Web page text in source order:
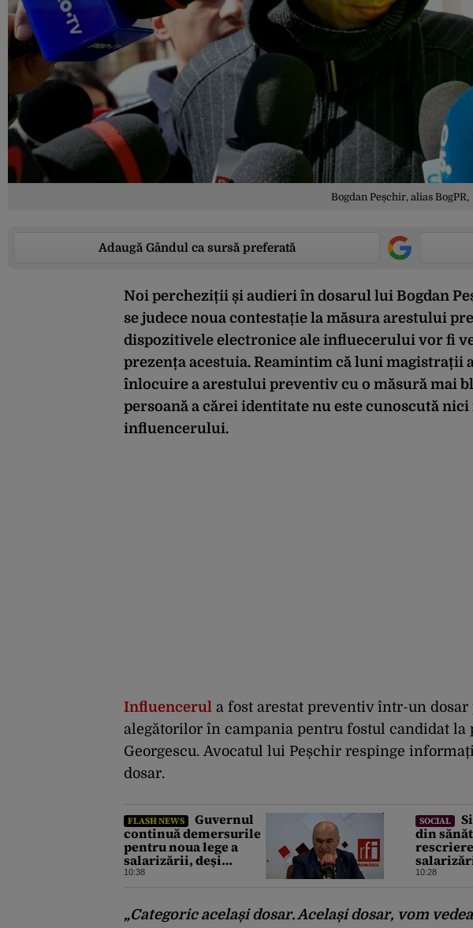
Bogdan Peșchir, alias BogPR,
Adaugă Gândul ca sursă preferată
Noi percheziții și audieri în dosarul lui Bogdan
se judece noua contestație la măsura arestului
dispozitivele electronice ale influecerului vor fi
prezența acestuia. Reamintim că luni magistrații
înlocuire a arestului preventiv cu o măsură mai
persoană a cărei identitate nu este cunoscută
influencerului.
Influencerul a fost arestat preventiv într-un
alegătorilor în campania pentru fostul candidat la
Georgescu. Avocatul lui Peșchir respinge
dosar.
FLASH NEWS
Guvernul
continuă demersurile
pentru noua lege a
salarizării, deși
sindicatele se opun
depusă în Parlament
10:38
SOCIAL
din
opțiune
Bolojan
10:28
„Categoric același dosar. Același dosar, vom